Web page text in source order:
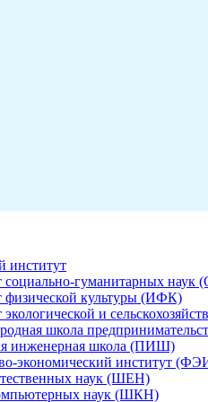
институт
социально-гуманитарных наук
физической культуры (ИФК)
и
школа
инженерная школа (ПИШ)
экономический институт
наук (ШЕН)
наук (ШКН)